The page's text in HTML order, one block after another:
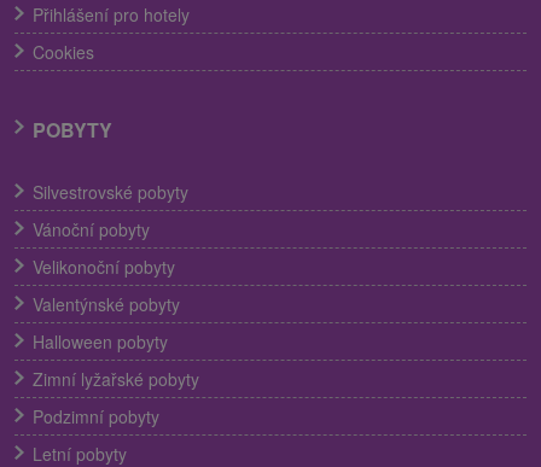
Přihlášení pro hotely
Cookies
POBYTY
Silvestrovské pobyty
Vánoční pobyty
Velikonoční pobyty
Valentýnské pobyty
Halloween pobyty
Zimní lyžařské pobyty
Podzimní pobyty
Letní pobyty